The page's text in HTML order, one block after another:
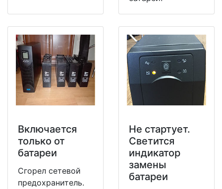
Включается
только от
батареи
Сгорел сетевой
предохранитель.
Не стартует.
Светится
индикатор
замены
батареи